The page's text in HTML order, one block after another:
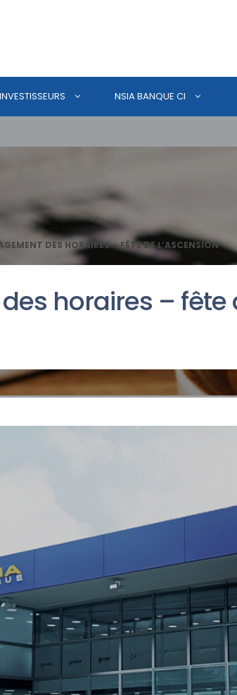
INVESTISSEURS NSIA BANQUE CI
DES HORAIRES – FÊTE DE L’ASCENSION
horaires – fête